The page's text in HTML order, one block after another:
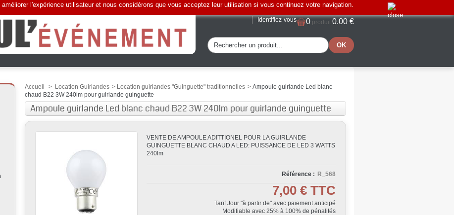
Identifiez-vous 0 produit 0.00 €
l'expérience utilisateur et nous considérons que vous acceptez leur utilisation si vous continuez votre navigation.
Accueil > Location Guirlandes > Location guirlandes "Guinguette" traditionnelles > Ampoule guirlande Led blanc
chaud B22 3W 240lm pour guirlande guinguette
Ampoule guirlande Led blanc chaud B22 3W 240lm pour guirlande guinguette
VENTE DE AMPOULE ADITTIONEL POUR LA GUIRLANDE
GUINGUETTE BLANC CHAUD A LED: PUISSANCE DE LED 3 WATTS
240lm
Référence : R_568
7,00 € TTC
Tarif Jour "à partir de" avec paiement anticipé
Modifiable avec 25% à 100% de pénalités